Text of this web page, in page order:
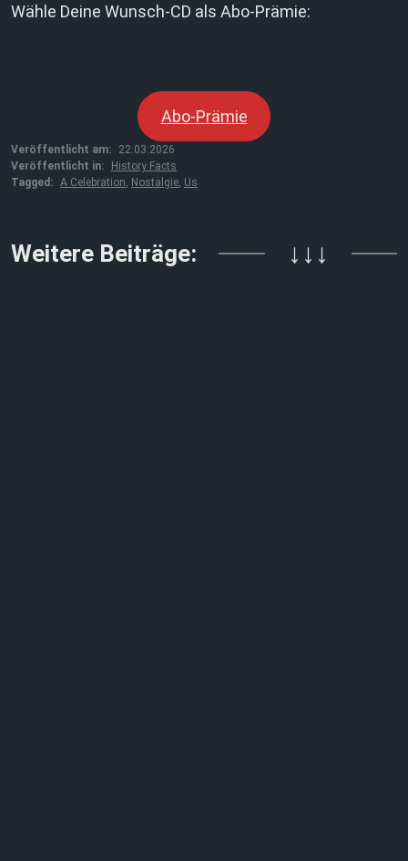
Wähle Deine Wunsch-CD als Abo-Prämie:
Abo-Prämie
Veröffentlicht am:
22.03.2026
Veröffentlicht in:
History Facts
Tagged: A Celebration Nostalgie Us
Weitere Beiträge: ↓↓↓